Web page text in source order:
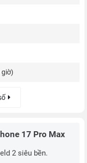
17 Pro Max
2 siêu bền.